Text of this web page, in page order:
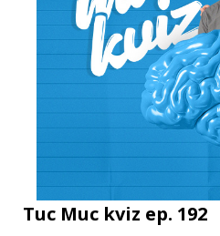
Tuc Muc kviz ep. 192